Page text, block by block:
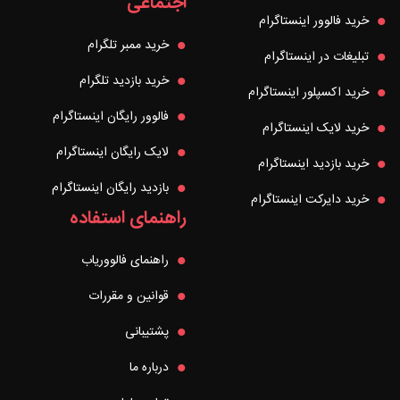
خرید فالوور اینستاگرام
تبلیغات در اینستاگرام
خرید اکسپلور اینستاگرام
خرید لایک اینستاگرام
خرید بازدید اینستاگرام
خرید دایرکت اینستاگرام
خرید ممبر تلگرام
خرید بازدید تلگرام
فالوور رایگان اینستاگرام
لایک رایگان اینستاگرام
بازدید رایگان اینستاگرام
راهنمای استفاده
راهنمای فالووریاب
قوانین و مقررات
پشتیبانی
درباره ما